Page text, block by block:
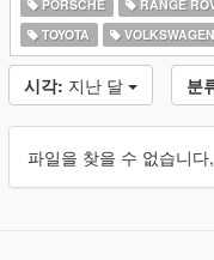
PORSCHE
RANGE
TOYOTA
VOLKSWAGEN
시각: 지난 달 분
파일을 찾을 수 없습니